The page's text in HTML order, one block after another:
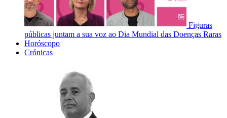
Figuras
públicas juntam a sua voz ao Dia Mundial das Doenças Raras
Horóscopo
Crónicas